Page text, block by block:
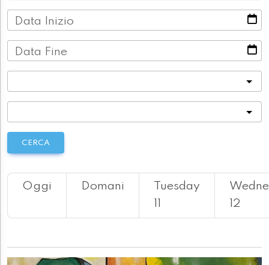
Data Inizio
Data Fine
CERCA
Oggi Domani
Tuesday
11
12